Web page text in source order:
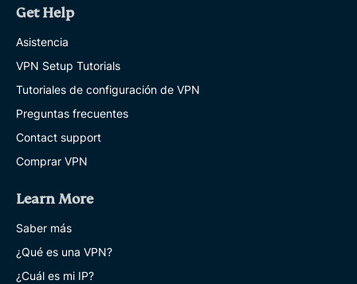
Get Help
Asistencia
VPN Setup Tutorials
Tutoriales de configuración de VPN
Preguntas frecuentes
Contact support
Comprar VPN
Learn More
Saber más
¿Qué es una VPN?
¿Cuál es mi IP?